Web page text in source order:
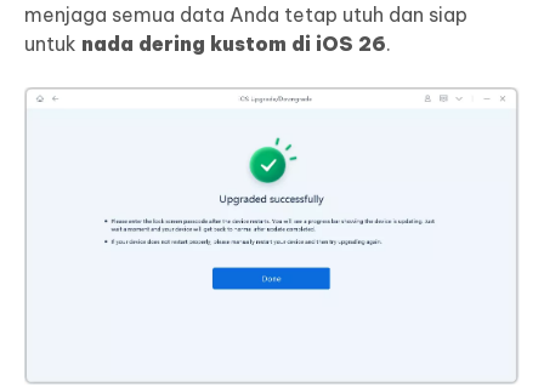
menjaga semua data Anda tetap utuh dan siap
untuk nada dering kustom di iOS 26.